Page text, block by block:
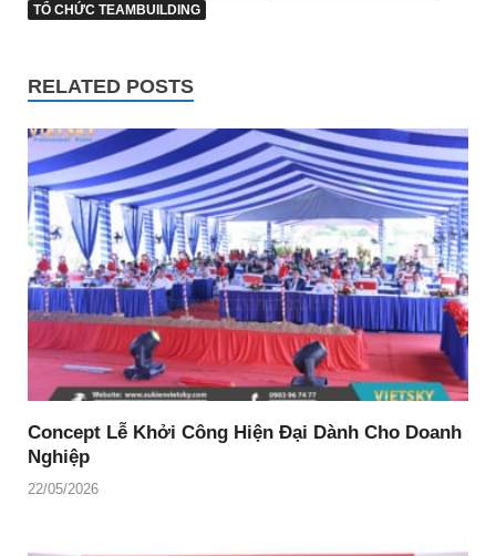
TỔ CHỨC TEAMBUILDING
RELATED POSTS
Concept Lễ Khởi Công Hiện Đại Dành Cho Doanh
Nghiệp
22/05/2026